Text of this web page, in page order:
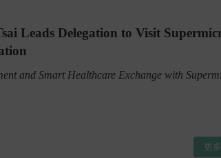
Leads Delegation to Visit
and Smart Healthcare Exchange with
更